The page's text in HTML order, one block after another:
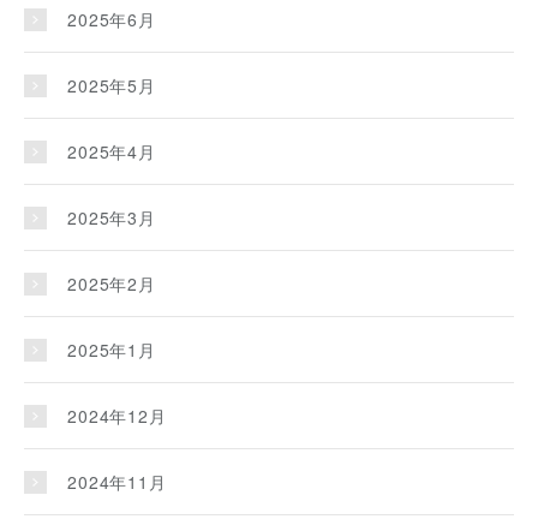
2025年6月
2025年5月
2025年4月
2025年3月
2025年2月
2025年1月
2024年12月
2024年11月